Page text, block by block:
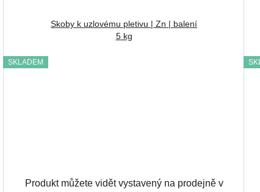
Skoby k uzlovému pletivu | Zn | balení
5 kg
SKLADEM
Produkt můžete vidět vystavený na prodejně v